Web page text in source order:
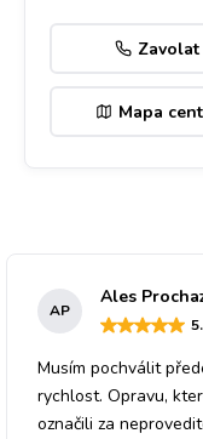
Zavolat
Mapa
AP
Ales
5
Musím pochválit
rychlost. Opravu,
označili za